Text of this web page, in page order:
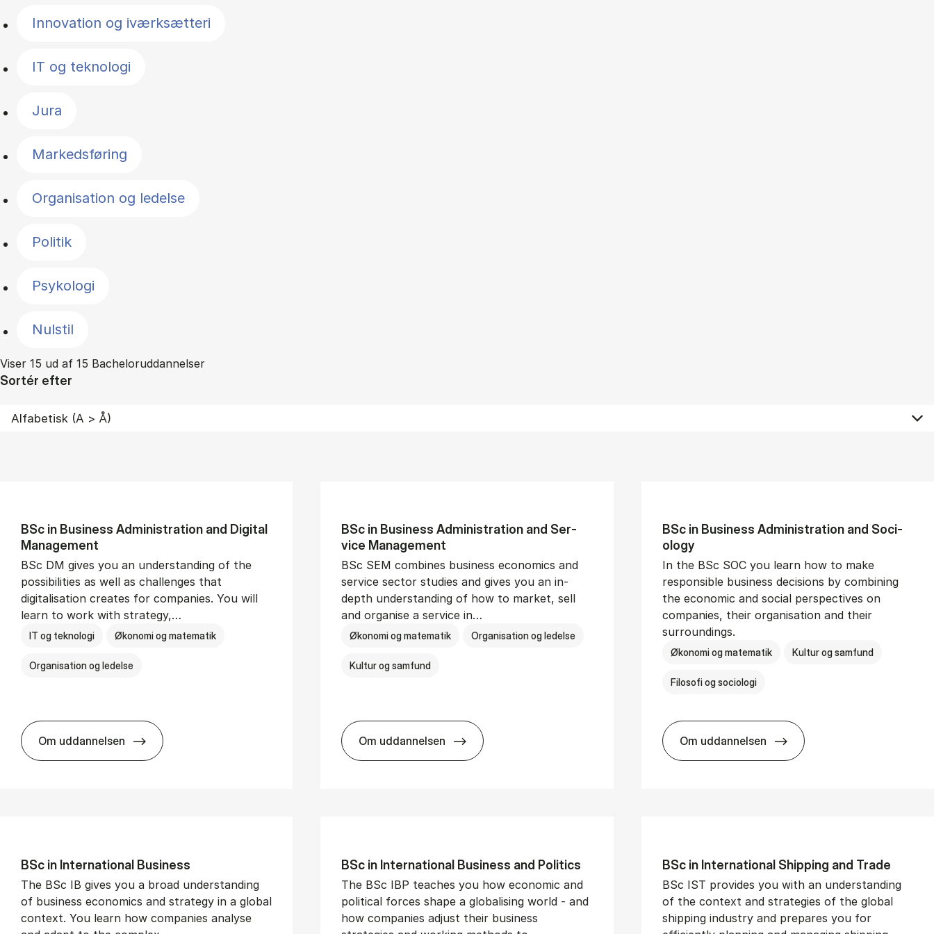
Innovation og iværksætteri
IT og teknologi
Jura
Markedsføring
Organisation og ledelse
Politik
Psykologi
Nulstil
Viser 15 ud af 15 Bacheloruddannelser
Sortér efter
BSc in Busi­ness Ad­min­is­tra­tion and Di­git­al
Man­age­ment
BSc DM gives you an understanding of the
possibilities as well as challenges that
digitalisation creates for companies. You will
learn to work with strategy,…
IT og teknologi Økonomi og matematik
Organisation og ledelse
Om uddannelsen
BSc in Busi­ness Ad­min­is­tra­tion and Di­git­al Man­age­ment
BSc in Busi­ness Ad­min­is­tra­tion and Ser­
vice Man­age­ment
BSc SEM combines business economics and
service sector studies and gives you an in-
depth understanding of how to market, sell
and organise a service in…
Økonomi og matematik Organisation og ledelse
Kultur og samfund
Om uddannelsen
BSc in Busi­ness Ad­min­is­tra­tion and Ser­vice Man­age­ment
BSc in Busi­ness Ad­min­is­tra­tion and So­ci­
ology
In the BSc SOC you learn how to make
responsible business decisions by combining
the economic and social perspectives on
companies, their organisation and their
surroundings.
Økonomi og matematik Kultur og samfund
Filosofi og sociologi
Om uddannelsen
BSc in Busi­ness Ad­min­is­tra­tion and
BSc in In­ter­na­tion­al Busi­ness
The BSc IB gives you a broad understanding
of business economics and strategy in a global
context. You learn how companies analyse
BSc in In­ter­na­tion­al Busi­ness and Polit­ics
The BSc IBP teaches you how economic and
political forces shape a globalising world - and
how companies adjust their business
BSc in In­ter­na­tion­al Ship­ping and Trade
BSc IST provides you with an understanding
of the context and strategies of the global
shipping industry and prepares you for